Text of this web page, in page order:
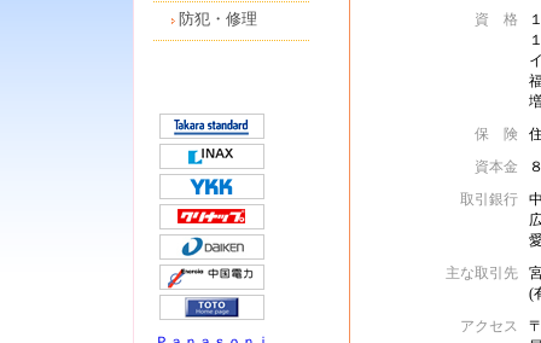
防犯・修理
資 格
保 険
資本金
取引銀行
主な取引先
(
アクセス